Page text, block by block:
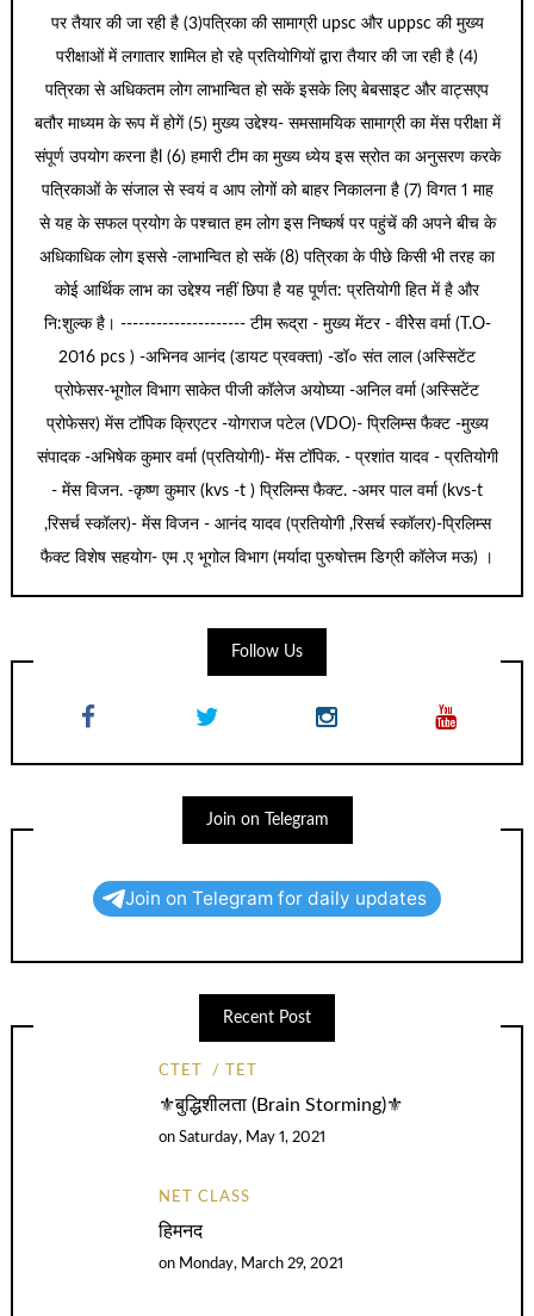
पर तैयार की जा रही है (3)पत्रिका की सामाग्री upsc और uppsc की मुख्य
परीक्षाओं में लगातार शामिल हो रहे प्रतियोगियों द्वारा तैयार की जा रही है (4)
पत्रिका से अधिकतम लोग लाभान्वित हो सकें इसके लिए बेबसाइट और वाट्सएप
बतौर माध्यम के रूप में होगें (5) मुख्य उद्देश्य- समसामयिक सामाग्री का मेंस परीक्षा में
संपूर्ण उपयोग करना हैl (6) हमारी टीम का मुख्य ध्येय इस स्रोत का अनुसरण करके
पत्रिकाओं के संजाल से स्वयं व आप लोगों को बाहर निकालना है (7) विगत 1 माह
से यह के सफल प्रयोग के पश्चात हम लोग इस निष्कर्ष पर पहुंचें की अपने बीच के
अधिकाधिक लोग इससे -लाभान्वित हो सकें (8) पत्रिका के पीछे किसी भी तरह का
कोई आर्थिक लाभ का उद्देश्य नहीं छिपा है यह पूर्णत: प्रतियोगी हित में है और
नि:शुल्क है। --------------------- टीम रूद्रा - मुख्य मेंटर - वीरेेस वर्मा (T.O-
2016 pcs ) -अभिनव आनंद (डायट प्रवक्ता) -डॉ० संत लाल (अस्सिटेंट
प्रोफेसर-भूगोल विभाग साकेत पीजी कॉलेज अयोघ्या -अनिल वर्मा (अस्सिटेंट
प्रोफेसर) मेंस टॉपिक क्रिएटर -योगराज पटेल (VDO)- प्रिलिम्स फैक्ट -मुख्य
संपादक -अभिषेक कुमार वर्मा (प्रतियोगी)- मेंस टॉपिक. - प्रशांत यादव - प्रतियोगी
- मेंस विजन. -कृष्ण कुमार (kvs -t ) प्रिलिम्स फैक्ट. -अमर पाल वर्मा (kvs-t
,रिसर्च स्कॉलर)- मेंस विजन - आनंद यादव (प्रतियोगी ,रिसर्च स्कॉलर)-प्रिलिम्स
फैक्ट विशेष सहयोग- एम .ए भूगोल विभाग (मर्यादा पुरुषोत्तम डिग्री कॉलेज मऊ) ।
Follow Us
Join on Telegram
Join on Telegram for daily updates
Recent Post
CTET TET
⚜️बुद्धिशीलता (Brain Storming)⚜️
onSaturday, May 1, 2021
NET CLASS
हिमनद
on Monday, March 29, 2021